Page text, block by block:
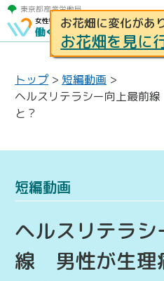
お花畑に変化があ
お花畑を見に
トップ > 短編動画 >
ヘルスリテラシー向上最前
と？
短編動画
ヘルスリテラシ
線 男性が生理